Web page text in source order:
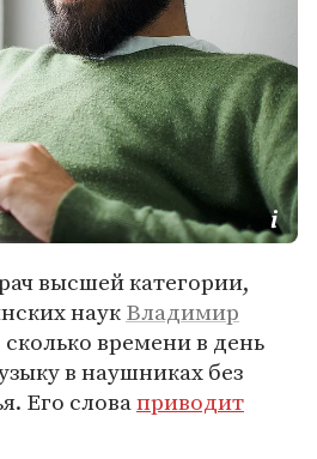
высшей категории,
наукВладимир
сколько времени в день
в наушниках без
Его словаприводит